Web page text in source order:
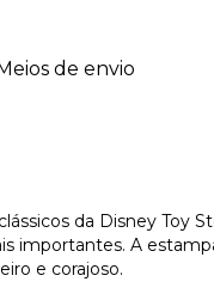
de envio
da Disney Toy
importantes. A
e corajoso.